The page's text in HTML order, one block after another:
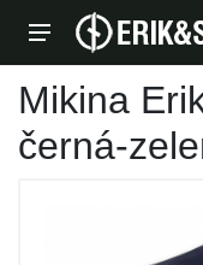
Mikina
černá-